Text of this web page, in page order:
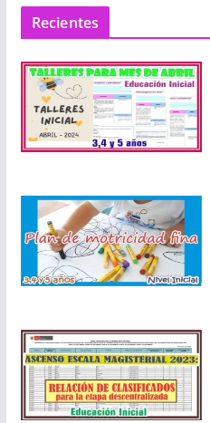
Recientes